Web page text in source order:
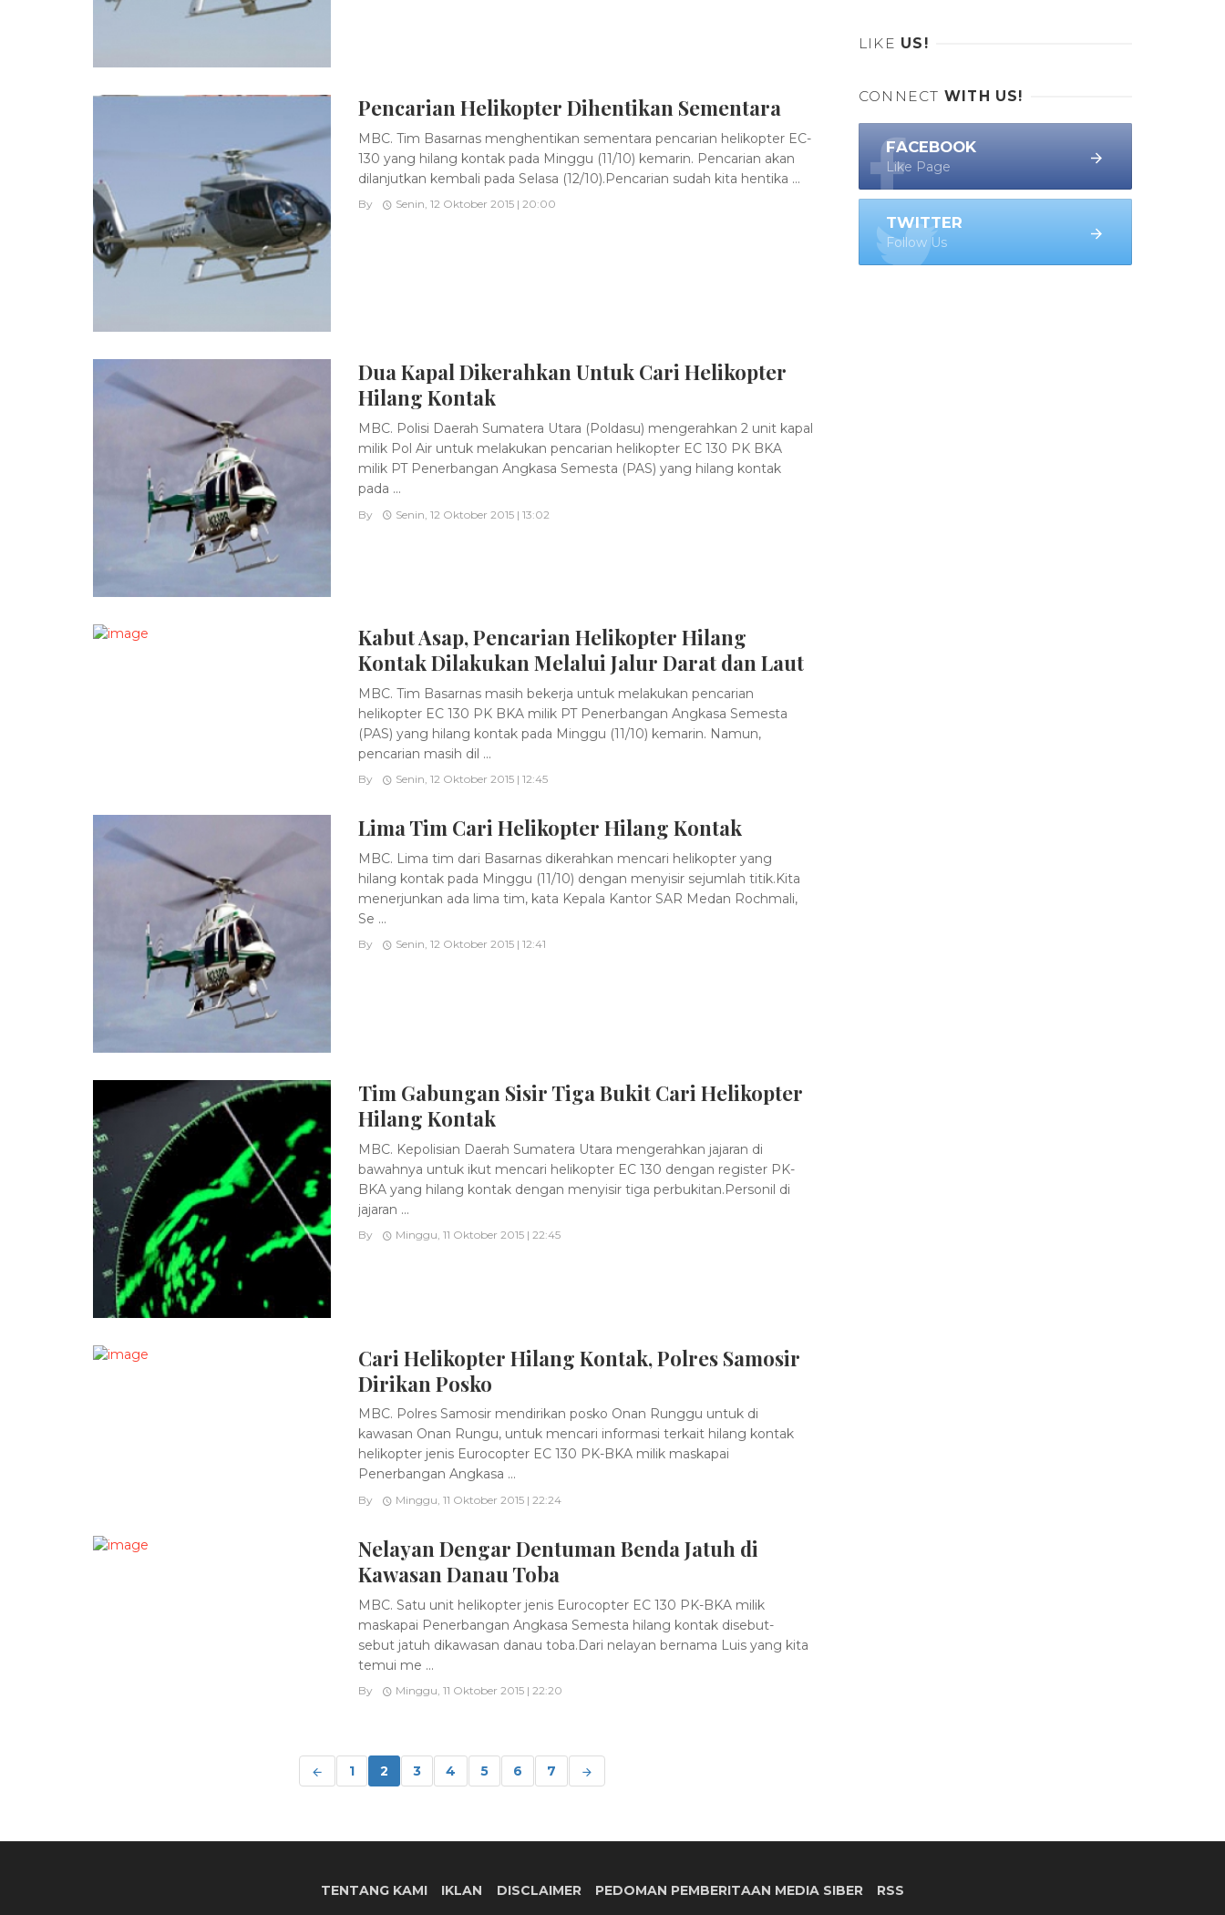
Pencarian Helikopter Dihentikan Sementara
MBC. Tim Basarnas menghentikan sementara pencarian helikopter EC-
130 yang hilang kontak pada Minggu (11/10) kemarin. Pencarian akan
dilanjutkan kembali pada Selasa (12/10).Pencarian sudah kita hentika ...
By Senin, 12 Oktober 2015 | 20:00
Dua Kapal Dikerahkan Untuk Cari Helikopter
Hilang Kontak
MBC. Polisi Daerah Sumatera Utara (Poldasu) mengerahkan 2 unit kapal
milik Pol Air untuk melakukan pencarian helikopter EC 130 PK BKA
milik PT Penerbangan Angkasa Semesta (PAS) yang hilang kontak
pada ...
By Senin, 12 Oktober 2015 | 13:02
Kabut Asap, Pencarian Helikopter Hilang
Kontak Dilakukan Melalui Jalur Darat dan Laut
MBC. Tim Basarnas masih bekerja untuk melakukan pencarian
helikopter EC 130 PK BKA milik PT Penerbangan Angkasa Semesta
(PAS) yang hilang kontak pada Minggu (11/10) kemarin. Namun,
pencarian masih dil ...
By Senin, 12 Oktober 2015 | 12:45
Lima Tim Cari Helikopter Hilang Kontak
MBC. Lima tim dari Basarnas dikerahkan mencari helikopter yang
hilang kontak pada Minggu (11/10) dengan menyisir sejumlah titik.Kita
menerjunkan ada lima tim, kata Kepala Kantor SAR Medan Rochmali,
Se ...
By Senin, 12 Oktober 2015 | 12:41
Tim Gabungan Sisir Tiga Bukit Cari Helikopter
Hilang Kontak
MBC. Kepolisian Daerah Sumatera Utara mengerahkan jajaran di
bawahnya untuk ikut mencari helikopter EC 130 dengan register PK-
BKA yang hilang kontak dengan menyisir tiga perbukitan.Personil di
jajaran ...
By Minggu, 11 Oktober 2015 | 22:45
Cari Helikopter Hilang Kontak, Polres Samosir
Dirikan Posko
MBC. Polres Samosir mendirikan posko Onan Runggu untuk di
kawasan Onan Rungu, untuk mencari informasi terkait hilang kontak
helikopter jenis Eurocopter EC 130 PK-BKA milik maskapai
Penerbangan Angkasa ...
By Minggu, 11 Oktober 2015 | 22:24
Nelayan Dengar Dentuman Benda Jatuh di
Kawasan Danau Toba
MBC. Satu unit helikopter jenis Eurocopter EC 130 PK-BKA milik
maskapai Penerbangan Angkasa Semesta hilang kontak disebut-
sebut jatuh dikawasan danau toba.Dari nelayan bernama Luis yang kita
temui me ...
By Minggu, 11 Oktober 2015 | 22:20
1 2 3 4 5 6 7
LIKE US!
CONNECT WITH US!
FACEBOOK
Like Page
TWITTER
Follow Us
TENTANG KAMI IKLAN DISCLAIMER PEDOMAN PEMBERITAAN MEDIA SIBER RSS